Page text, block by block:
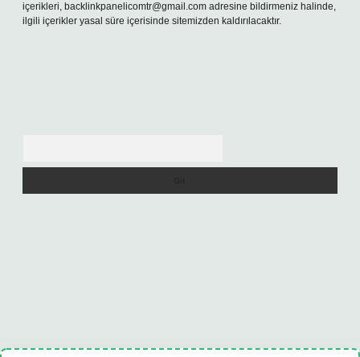
içerikleri, backlinkpanelicomtr@gmail.com adresine bildirmeniz halinde,
ilgili içerikler yasal süre içerisinde sitemizden kaldırılacaktır.
tulipbet güncel